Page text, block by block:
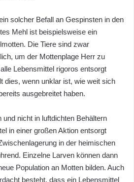
solcher Befall an Gespinsten in den
Mehl ist beispielsweise ein
Die Tiere sind zwar
um der Mottenplage Herr zu
Lebensmittel rigoros entsorgt
dies, wenn unklar ist, wie weit sich
ausgebreitet haben.
und nicht in luftdichten Behältern
in einer großen Aktion entsorgt
in der heimischen
Einzelne Larven können dann
Population an Motten bilden. Auch
besteht, dass ein Lebensmittel